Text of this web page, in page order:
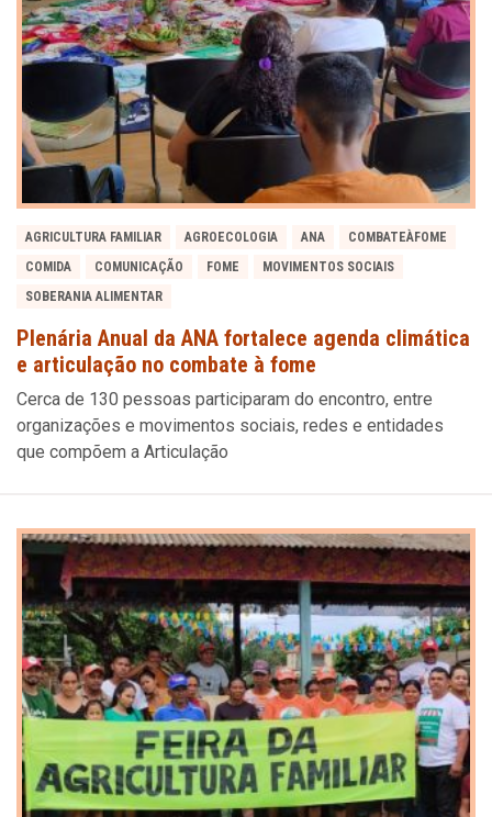
AGRICULTURA FAMILIAR AGROECOLOGIA ANA
COMBATEÀFOME
COMIDA
COMUNICAÇÃO FOME
MOVIMENTOS SOCIAIS
SOBERANIA ALIMENTAR
Plenária Anual da ANA fortalece agenda climática
e articulação no combate à fome
Cerca de 130 pessoas participaram do encontro, entre
organizações e movimentos sociais, redes e entidades
que compõem a Articulação